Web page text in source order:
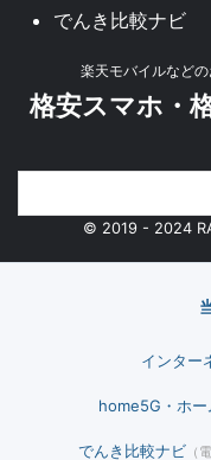
でんき比較ナビ
楽天モバイルなど
格安スマホ・
© 2019 - 2024
インター
home5G・ホ
でんき比較ナビ（